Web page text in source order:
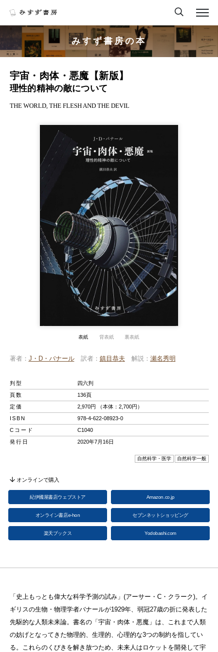
みすず書房の本
宇宙・肉体・悪魔【新版】
理性的精神の敵について
THE WORLD, THE FLESH AND THE DEVIL
表紙 背表紙 裏表紙
著者 J・D・バナール 訳者 鎮目恭夫 解説 瀬名秀明
判型
四六判
頁数
136頁
定価
2,970円 （本体：2,700円）
ISBN
978-4-622-08923-0
Cコード
C1040
発行日
2020年7月16日
自然科学・医学 自然科学一般
オンラインで購入
紀伊國屋書店ウェブストア Amazon.co.jp
オンライン書店e-hon セブンネットショッピング
楽天ブックス Yodobashi.com
「史上もっとも偉大な科学予測の試み」(アーサー・C・クラーク)。イ
ギリスの生物・物理学者バナールが1929年、弱冠27歳の折に発表した
先駆的な人類未来論。書名の「宇宙・肉体・悪魔」は、これまで人類
の妨げとなってきた物理的、生理的、心理的な3つの制約を指してい
る。これらのくびきを解き放つため、未来人はロケットを開発して宇